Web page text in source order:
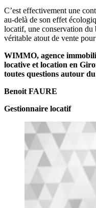
C’est effectivement une
au-delà de son effet
locatif, une conservation du
véritable atout de vente
WIMMO, agence
locative et location en
toutes questions autour
Benoit FAURE
Gestionnaire locatif